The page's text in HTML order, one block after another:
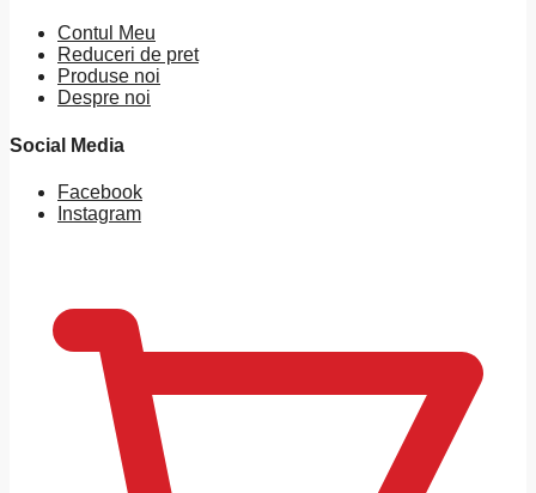
Contul Meu
Reduceri de pret
Produse noi
Despre noi
Social Media
Facebook
Instagram